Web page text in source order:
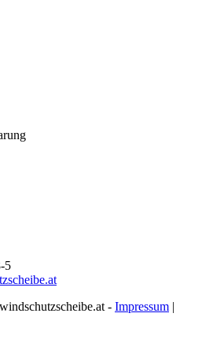
5
- Impressum |